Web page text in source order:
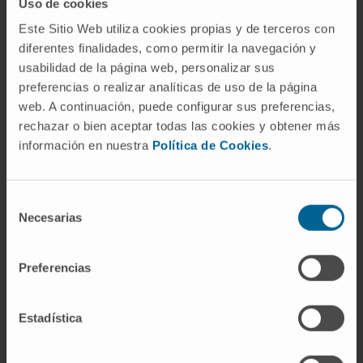
Uso de cookies
Este Sitio Web utiliza cookies propias y de terceros con
diferentes finalidades, como permitir la navegación y
usabilidad de la página web, personalizar sus
preferencias o realizar analíticas de uso de la página
web. A continuación, puede configurar sus preferencias,
rechazar o bien aceptar todas las cookies y obtener más
información en nuestra Política de Cookies.
Necesarias
Preferencias
Estadística
Virología:
dependen de interacciones con receptores
de membrana.
Cuándo acudir al médico
Consulta a un médico si presentas síntomas
relacionados con disfunciones celulares,
Signos de enfermedades genéticas o
Infecciones recurrentes.
digestiva.